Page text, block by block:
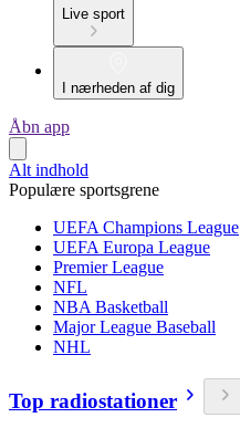
Live sport
I nærheden af dig
Åbn app
Alt indhold
Populære sportsgrene
UEFA Champions League
UEFA Europa League
Premier League
NFL
NBA Basketball
Major League Baseball
NHL
Top radiostationer